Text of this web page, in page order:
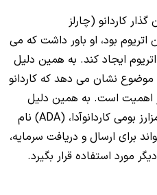
کاردانو (چارلز
بود، او باور داشت که می
ایجاد کند. به همین دلیل
موضوع نشان می دهد که کاردانو
اهمیت است. به همین دلیل
می دانند. رمزارز بومی کاردانوآدا، (ADA) نام
برای ارسال و دریافت سرمایه،
مورد استفاده قرار بگیرد.